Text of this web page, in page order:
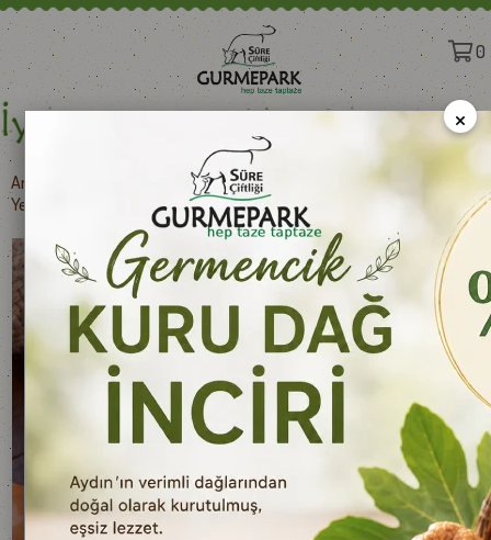
0
Anasayfa Zeytin & Zeytinyağları ZEYTİNYAĞLARI
Yeni Hasat Soğuk Sıkım Naturel Zeytinyağı 500 ml e
×